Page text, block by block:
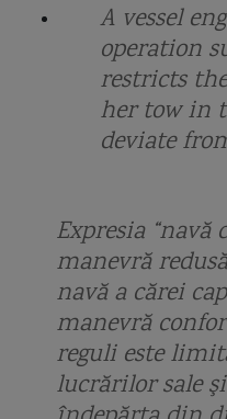
HMS Duncan hovercraft
Imperiul Otoman
Island class cutter
LCS Freedom LCS Independence
licitatii Fortele Navale Romane
logofatul Tautu LRASM
luminile din bord luntre
A vessel
operation
restricts
her tow in
deviate
Expresia “navă
manevră
navă a cărei
manevră
reguli este
lucrărilor sale